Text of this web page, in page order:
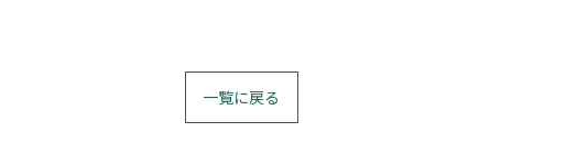
一覧に戻る